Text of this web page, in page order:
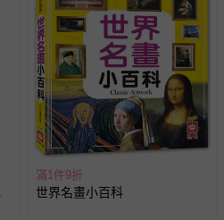
滿1件9折
世界名畫小百科